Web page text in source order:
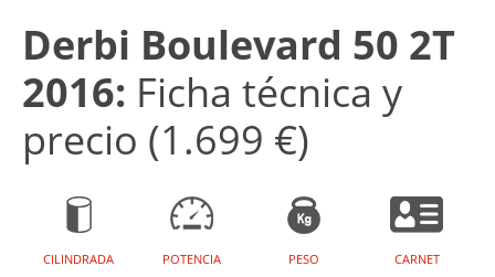
Derbi Boulevard 50 2T
2016: Ficha técnica y
precio (1.699 €)
CILINDRADA POTENCIA PESO CARNET